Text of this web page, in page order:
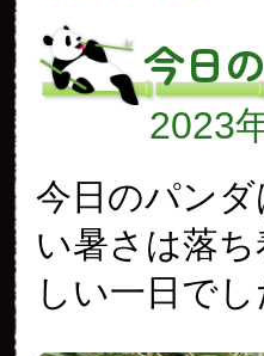
今日
2023
今日のパン
い暑さは落
しい一日でし